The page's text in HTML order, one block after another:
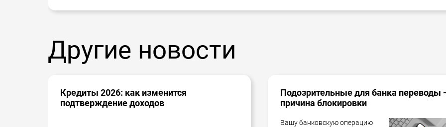
Другие новости
Кредиты 2026: как изменится
подтверждение доходов
Подозрительные для банка переводы -
причина блокировки
Вашу банковскую операцию